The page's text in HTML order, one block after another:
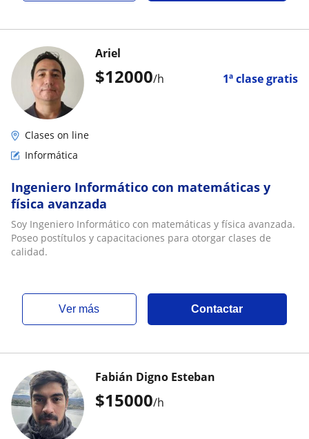
$12000/h 1ª clase gratis
Ariel
Clases on line
Informática
Ingeniero Informático con matemáticas y
física avanzada
Soy Ingeniero Informático con matemáticas y física avanzada.
Poseo postítulos y capacitaciones para otorgar clases de
calidad.
ver más Contactar
$15000/h
Fabián Digno Esteban